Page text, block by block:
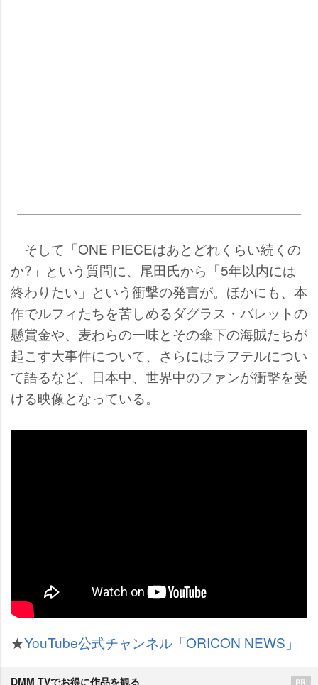
そして「ONE PIECEはあとどれくらい続くの
か?」という質問に、尾田氏から「5年以内には
終わりたい」という衝撃の発言が。ほかにも、本
作でルフィたちを苦しめるダグラス・バレットの
懸賞金や、麦わらの一味とその傘下の海賊たちが
起こす大事件について、さらにはラフテルについ
て語るなど、日本中、世界中のファンが衝撃を受
ける映像となっている。
★YouTube公式チャンネル「ORICON NEWS」
DMM TVでお得に作品を観る